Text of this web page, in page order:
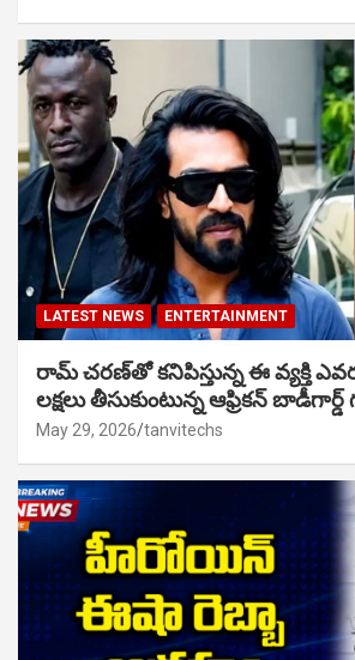
LATEST NEWS ENTERTAINMENT
రామ్ చరణ్‌తో కనిపిస్తున్న ఈ వ్యక్తి
లక్షలు తీసుకుంటున్న ఆఫ్రికన్
May 29, 2026 tanvitechs